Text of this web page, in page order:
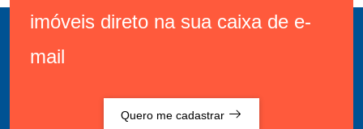
imóveis direto na sua caixa de e-
mail
Quero me cadastrar